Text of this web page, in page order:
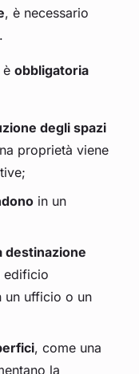
, è necessario
èobbligatoria
degli spazi
proprietà viene
in un
destinazione
edificio
un ufficio o un
, come una
la